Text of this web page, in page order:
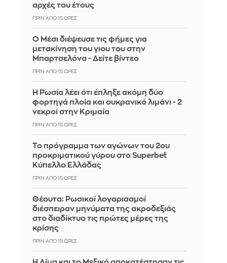
αρχές του έτους
ΠΡΙΝ ΑΠΌ 15 ΏΡΕΣ
Ο Μέσι διέψευσε τις φήμες για
μετακίνηση του γιου του στην
Μπαρτσελόνα - Δείτε βίντεο
ΠΡΙΝ ΑΠΌ 15 ΏΡΕΣ
Η Ρωσία λέει ότι έπληξε ακόμη δύο
φορτηγά πλοία και ουκρανικό λιμάνι - 2
νεκροί στην Κριμαία
ΠΡΙΝ ΑΠΌ 15 ΏΡΕΣ
Το πρόγραμμα των αγώνων του 2ου
προκριματικού γύρου στο Superbet
Κύπελλο Ελλάδας
ΠΡΙΝ ΑΠΌ 15 ΏΡΕΣ
Θέουτα: Ρωσικοί λογαριασμοί
διέσπειραν μηνύματα της ακροδεξιάς
στο διαδίκτυο τις πρώτες μέρες της
κρίσης
ΠΡΙΝ ΑΠΌ 15 ΏΡΕΣ